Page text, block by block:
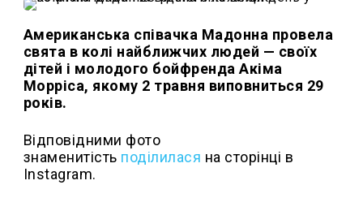
Американська співачка Мадонна провела
свята в колі найближчих людей — своїх
дітей і молодого бойфренда Акіма
Морріса, якому 2 травня виповниться 29
років.
Відповідними фото
знаменитість поділилася на сторінці в
Instagram.